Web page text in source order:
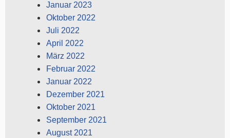
Januar 2023
Oktober 2022
Juli 2022
April 2022
März 2022
Februar 2022
Januar 2022
Dezember 2021
Oktober 2021
September 2021
August 2021